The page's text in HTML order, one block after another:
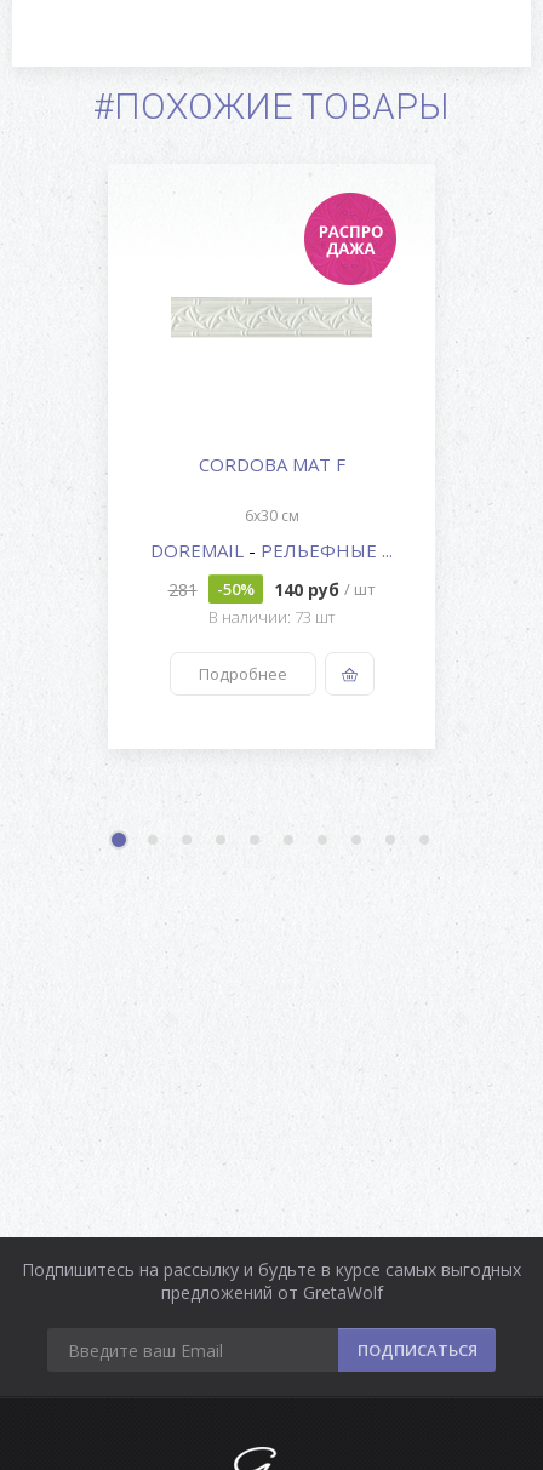
#ПОХОЖИЕ ТОВАРЫ
CORDOBA MAT F
6x30 см
DOREMAIL - РЕЛЬЕФНЫЕ ...
281 -50% 140 руб / шт
В наличии: 73 шт
Подробнее
1 2 3 4 5 6 7 8 9 10
Подпишитесь на рассылку и будьте в курсе самых выгодных
предложений от GretaWolf
ПОДПИСАТЬСЯ